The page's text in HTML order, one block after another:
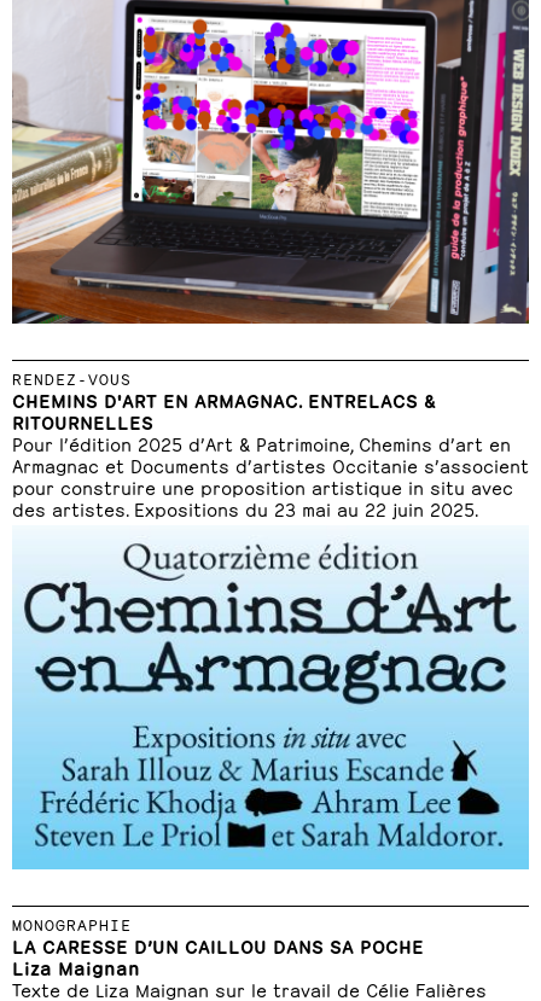
RENDEZ-VOUS
CHEMINS D'ART EN ARMAGNAC. ENTRELACS &
RITOURNELLES
Pour l’édition 2025 d’Art & Patrimoine, Chemins d’art en
Armagnac et Documents d’artistes Occitanie s’associent
pour construire une proposition artistique in situ avec
des artistes. Expositions du 23 mai au 22 juin 2025.
MONOGRAPHIE
LA CARESSE D’UN CAILLOU DANS SA POCHE
Liza Maignan
Texte de Liza Maignan sur le travail de Célie Falières